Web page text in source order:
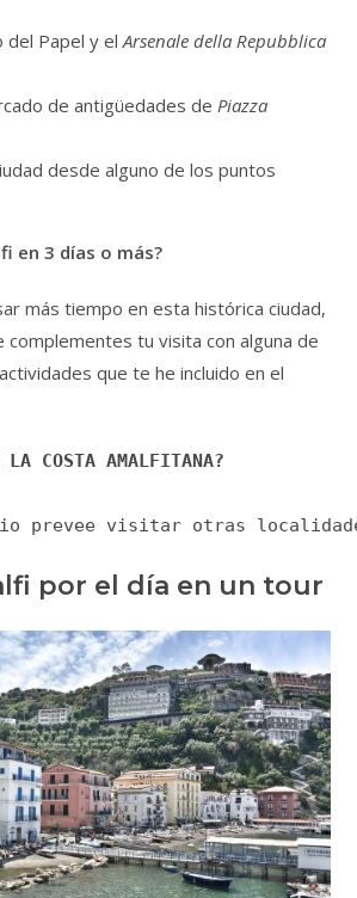
del Papel y elArsenale della Repubblica
de antigüedades de Piazza
desde alguno de los puntos
en 3 días o más?
más tiempo en esta histórica ciudad,
tu visita con alguna de
que te he incluido en el
LA COSTA AMALFITANA?
prevee visitar otras
por el día en un tour